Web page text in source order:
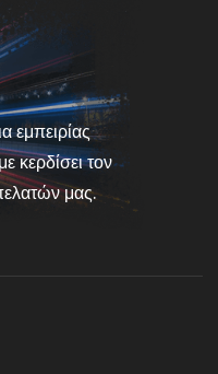
εμπειρίας
κερδίσει τον
μας.